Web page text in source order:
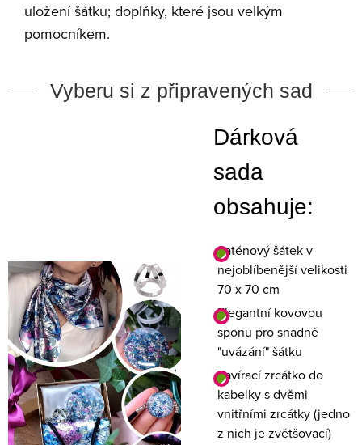
uložení šátku; doplňky, které jsou velkým
pomocníkem.
Vyberu si z připravených sad
Dárková
sada
obsahuje:
Saténový šátek v
nejoblíbenější velikosti
70 x 70 cm
Elegantní kovovou
sponu pro snadné
"uvázání" šátku
Zavírací zrcátko do
kabelky s dvěmi
vnitřními zrcátky (jedno
z nich je zvětšovací)